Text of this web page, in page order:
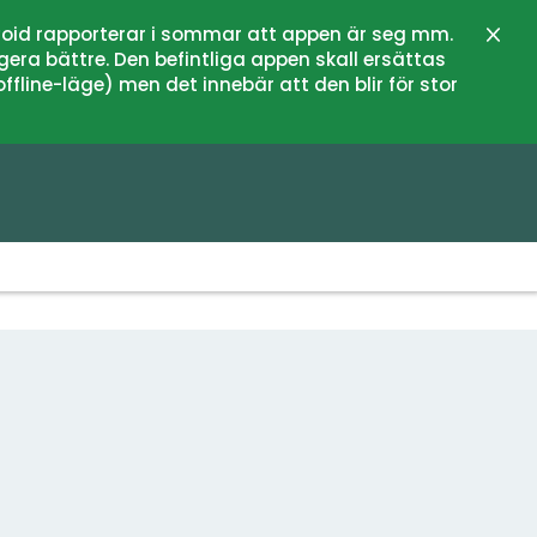
rapporterar i sommar att appen är seg mm.
bättre. Den befintliga appen skall ersättas
läge) men det innebär att den blir för stor